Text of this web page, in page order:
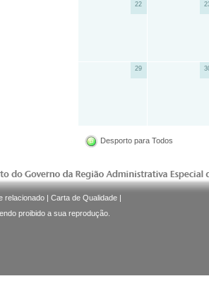
22
29
Desporto para Todos
relacionado | Carta de Qualidade |
proibido a sua reprodução.